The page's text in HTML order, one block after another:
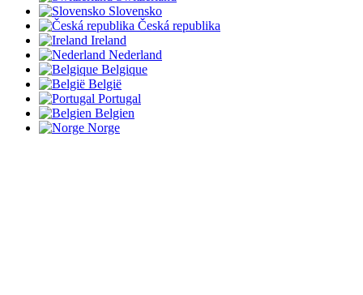
Slovensko
Česká republika
Ireland
Nederland
Belgique
België
Portugal
Belgien
Norge